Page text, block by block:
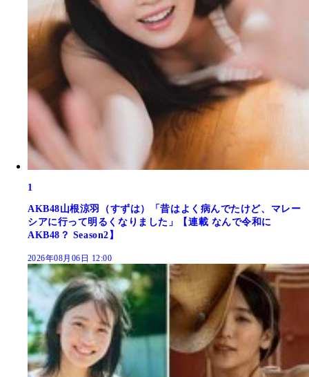
1
AKB48山根涼羽（すずは）「昔はよく病んでたけど、マレー
シアに行って明るくなりました」【連載 なんで令和に
AKB48？ Season2】
2026年08月06日 12:00